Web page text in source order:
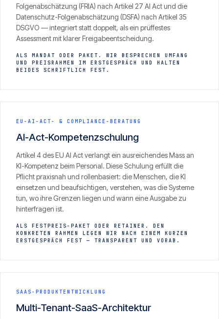
Folgenabschätzung (FRIA) nach Artikel 27 AI Act und die
Datenschutz-Folgenabschätzung (DSFA) nach Artikel 35
DSGVO — integriert statt doppelt, als ein prüffestes
Assessment mit klarer Freigabeentscheidung.
ALS MANDAT ODER PAKET. WIR BESPRECHEN UMFANG
UND PREISRAHMEN IM ERSTGESPRÄCH UND HALTEN
BEIDES SCHRIFTLICH FEST.
EU-AI-ACT- & COMPLIANCE-BERATUNG
AI-Act-Kompetenzschulung
Artikel 4 des EU AI Act verlangt ein ausreichendes Mass an
KI-Kompetenz beim Personal. Diese Schulung erfüllt die
Pflicht praxisnah und rollenbasiert: die Menschen, die KI
einsetzen und beaufsichtigen, verstehen, was die Systeme
tun, wo ihre Grenzen liegen und wann eine Ausgabe zu
hinterfragen ist.
ALS FESTPREIS-PAKET ODER RETAINER. DEN
KONKRETEN RAHMEN LEGEN WIR NACH EINEM KURZEN
ERSTGESPRÄCH FEST — TRANSPARENT UND VORAB.
SAAS-PRODUKTENTWICKLUNG
Multi-Tenant-SaaS-Architektur